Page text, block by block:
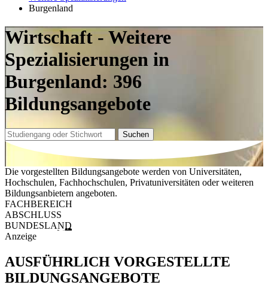
Burgenland
Wirtschaft - Weitere
Spezialisierungen in
Burgenland: 396
Bildungsangebote
Suchen
Die vorgestellten Bildungsangebote werden von Universitäten,
Hochschulen, Fachhochschulen, Privatuniversitäten oder weiteren
Bildungsanbietern angeboten.
FACHBEREICH
ABSCHLUSS
BUNDESLAND
Anzeige
AUSFÜHRLICH VORGESTELLTE
BILDUNGSANGEBOTE